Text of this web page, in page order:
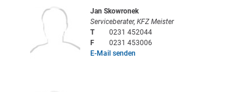
Jan Skowronek
Serviceberater, KFZ Meister
T
0231 452044
F
0231 453006
E-Mail senden